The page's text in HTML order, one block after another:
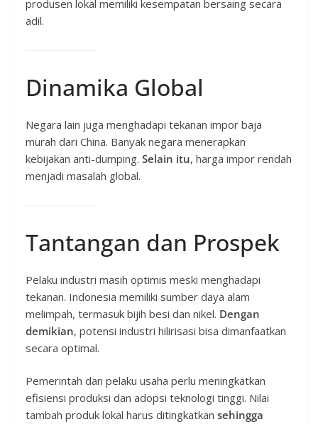
produsen lokal memiliki kesempatan bersaing secara
adil.
Dinamika Global
Negara lain juga menghadapi tekanan impor baja
murah dari China. Banyak negara menerapkan
kebijakan anti-dumping. Selain itu, harga impor rendah
menjadi masalah global.
Tantangan dan Prospek
Pelaku industri masih optimis meski menghadapi
tekanan. Indonesia memiliki sumber daya alam
melimpah, termasuk bijih besi dan nikel. Dengan
demikian, potensi industri hilirisasi bisa dimanfaatkan
secara optimal.
Pemerintah dan pelaku usaha perlu meningkatkan
efisiensi produksi dan adopsi teknologi tinggi. Nilai
tambah produk lokal harus ditingkatkan sehingga